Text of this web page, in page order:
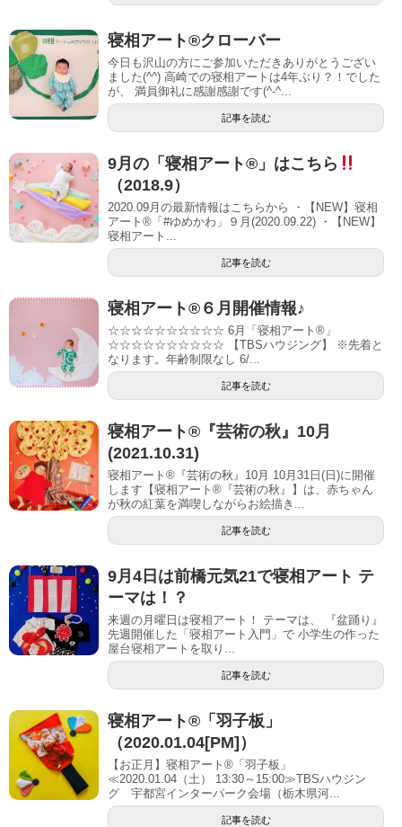
寝相アート®︎クローバー
今日も沢山の方にご参加いただきありがとうござい
ました(^^) 高崎での寝相アートは4年ぶり？！でした
が、 満員御礼に感謝感謝です(^-^...
記事を読む
9月の「寝相アート®」はこちら
（2018.9）
2020.09月の最新情報はこちらから ・【NEW】寝相
アート®「#ゆめかわ」９月(2020.09.22) ・【NEW】
寝相アート...
記事を読む
寝相アート®６月開催情報♪
☆☆☆☆☆☆☆☆☆☆ 6月「寝相アート®︎」
☆☆☆☆☆☆☆☆☆☆ 【TBSハウジング】 ※先着と
なります。年齢制限なし 6/...
記事を読む
寝相アート®︎『芸術の秋』10月
(2021.10.31)
寝相アート®『芸術の秋』10月 10月31日(日)に開催
します【寝相アート®︎『芸術の秋』】は、赤ちゃん
が秋の紅葉を満喫しながらお絵描き...
記事を読む
9月4日は前橋元気21で寝相アート テ
ーマは！？
​​ 来週の月曜日は寝相アート！ テーマは、 『盆踊り』
先週開催した「寝相アート入門」で 小学生の作った
屋台寝相アートを取り...
記事を読む
寝相アート®「羽子板」
（2020.01.04[PM]）
【お正月】寝相アート®「羽子板」
≪2020.01.04（土） 13:30～15:00≫TBSハウジン
グ 宇都宮インターパーク会場（栃木県河...
記事を読む